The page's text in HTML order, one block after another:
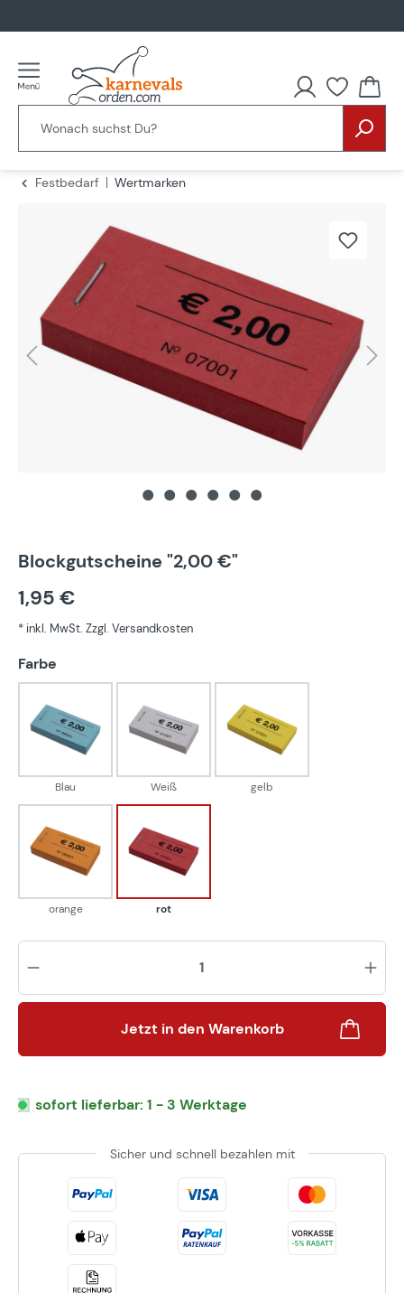
Festbedarf
Wertmarken
Blockgutscheine "2,00 €"
1,95 €
* inkl. MwSt. Zzgl. Versandkosten
Farbe
Blau
Blau
Weiß
Weiß
gelb
gelb
orange
orange
rot
rot
Jetzt in den Warenkorb
sofort lieferbar: 1 - 3 Werktage
Sicher und schnell bezahlen mit